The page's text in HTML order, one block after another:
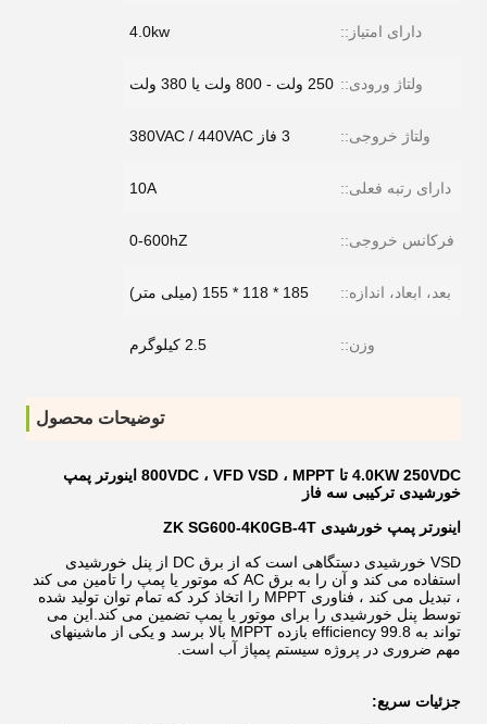
دارای امتیاز:: 4.0kw
ولتاژ ورودی:: 250 ولت - 800 ولت یا 380 ولت
ولتاژ خروجی:: 3 فاز 380VAC / 440VAC
دارای رتبه فعلی:: 10A
فرکانس خروجی:: 0-600hZ
بعد، ابعاد، اندازه:: 185 * 118 * 155 (میلی متر)
وزن:: 2.5 کیلوگرم
توضیحات محصول
4.0KW 250VDC تا 800VDC ، VFD VSD ، MPPT اینورتر پمپ
خورشیدی ترکیبی سه فاز
اینورتر پمپ خورشیدی ZK SG600-4K0GB-4T
VSD خورشیدی دستگاهی است که از برق DC از پنل خورشیدی
استفاده می کند و آن را به برق AC که موتور یا پمپ را تامین می کند
، تبدیل می کند ، فناوری MPPT را اتخاذ کرد که تمام توان تولید شده
توسط پنل خورشیدی را برای موتور یا پمپ تضمین می کند.این می
تواند به 99.8 efficiency بازده MPPT بالا برسد و یکی از ماشینهای
مهم ضروری در پروژه سیستم پمپاژ آب است.
جزئیات سریع: